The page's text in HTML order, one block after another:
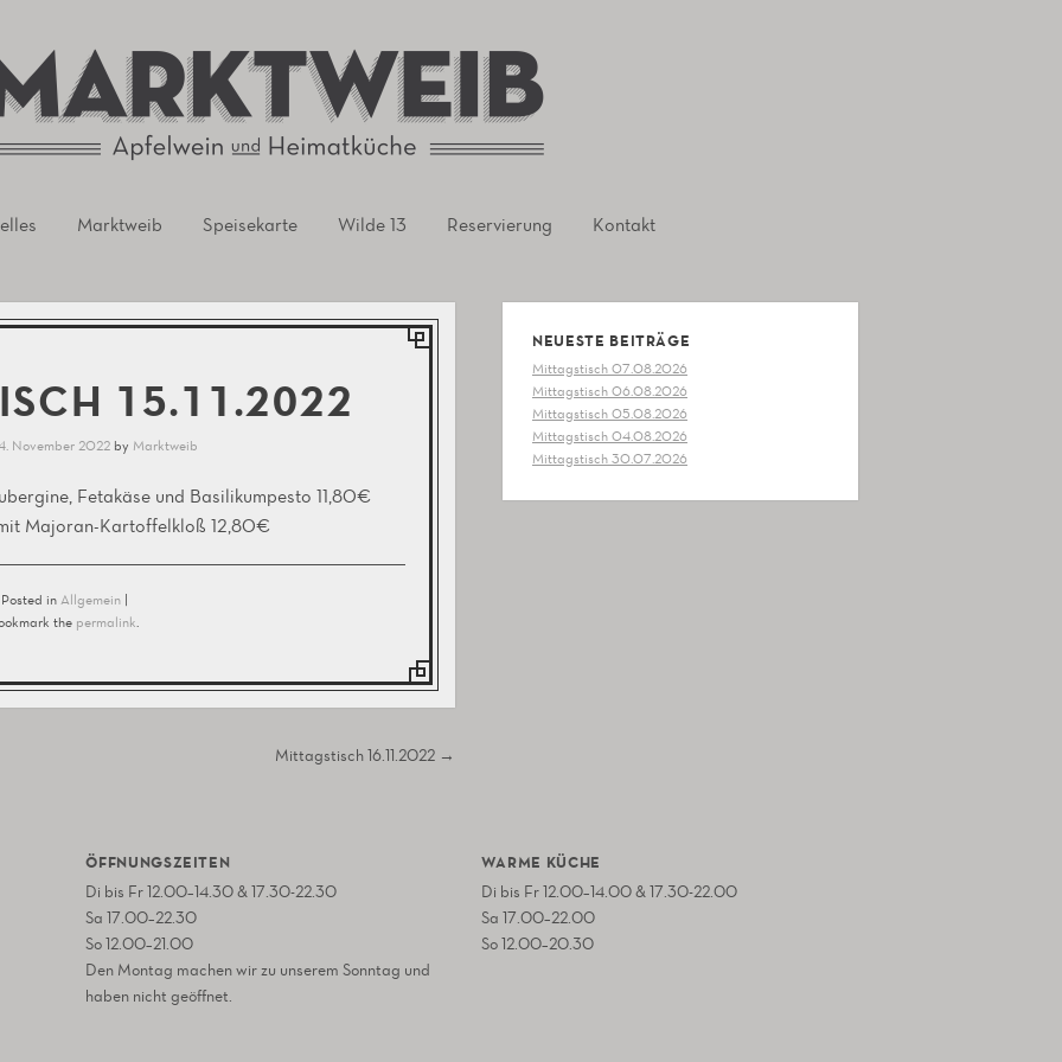
Marktweib Speisekarte Wilde 13 Reservierung Kontakt
15.11.2022
November 2022 by Marktweib
Fetakäse und Basilikumpesto 11,80€
Majoran-Kartoffelkloß 12,80€
Posted in Allgemein
the permalink.
Mittagstisch 16.11.2022 →
NEUESTE BEITRÄGE
Mittagstisch 07.08.2026
Mittagstisch 06.08.2026
Mittagstisch 05.08.2026
Mittagstisch 04.08.2026
Mittagstisch 30.07.2026
ÖFFNUNGSZEITEN
Di bis Fr 12.00–14.30 & 17.30-22.30
Sa 17.00–22.30
So 12.00–21.00
Den Montag machen wir zu unserem Sonntag und
haben nicht geöffnet.
WARME KÜCHE
Di bis Fr 12.00–14.00 & 17.30-22.00
Sa 17.00–22.00
So 12.00–20.30